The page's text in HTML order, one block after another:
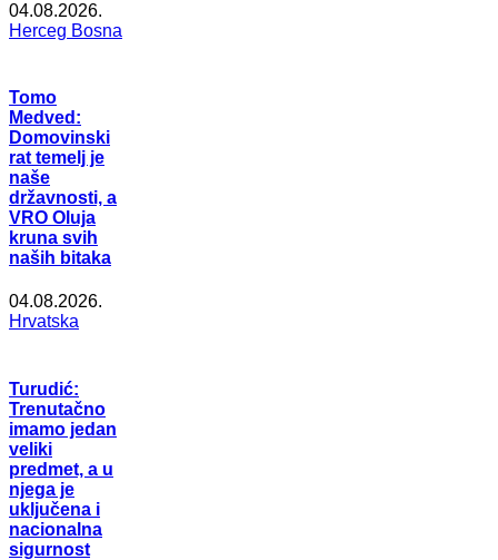
04.08.2026.
Herceg Bosna
Tomo
Medved:
Domovinski
rat temelj je
naše
državnosti, a
VRO Oluja
kruna svih
naših bitaka
04.08.2026.
Hrvatska
Turudić:
Trenutačno
imamo jedan
veliki
predmet, a u
njega je
uključena i
nacionalna
sigurnost